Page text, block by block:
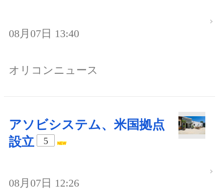
08月07日 13:40
オリコンニュース
アソビシステム、米国拠点
設立
5
08月07日 12:26